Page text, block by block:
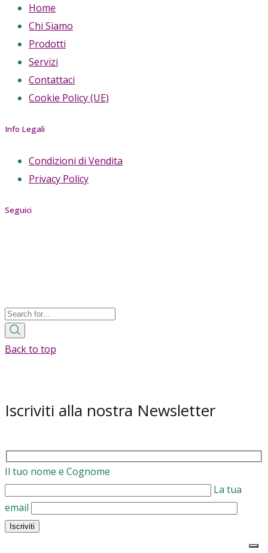
Home
Chi Siamo
Prodotti
Servizi
Contattaci
Cookie Policy (UE)
Info Legali
Condizioni di Vendita
Privacy Policy
Seguici
Back to top
Iscriviti alla nostra Newsletter
Il tuo nome e Cognome
La tua
email
Iscriviti